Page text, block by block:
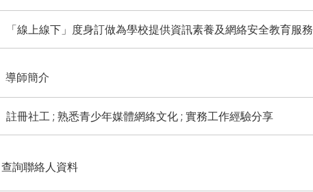
「線上線下」度身訂做為學校提供資訊素養及網絡安全教育服務
導師簡介
註冊社工 ; 熟悉青少年媒體網絡文化 ; 實務工作經驗分享
查詢聯絡人資料